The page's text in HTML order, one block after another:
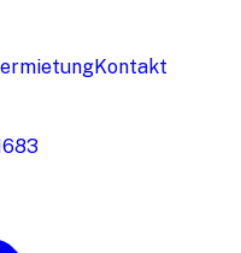
Kontakt